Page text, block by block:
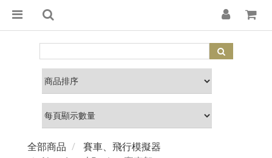
全部商品
賽車、飛行模擬器